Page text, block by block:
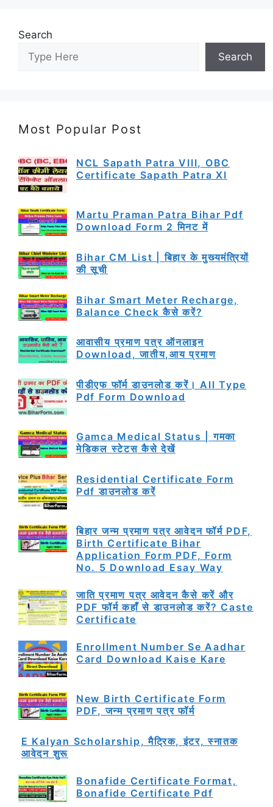
Search
Search
Most Popular Post
NCL Sapath Patra VIII, OBC
Certificate Sapath Patra XI
Martu Praman Patra Bihar Pdf
Download Form 2 मिनट में
Bihar CM List | बिहार के मुख्यमंत्रियों
की सूची
Bihar Smart Meter Recharge,
Balance Check कैसे करें?
आवासीय प्रमाण पत्र ऑनलाइन
Download, जातीय,आय प्रमाण
पीडीएफ फॉर्म डाउनलोड करें। All Type
Pdf Form Download
Gamca Medical Status | गमका
मेडिकल स्टेटस कैसे देखें
Residential Certificate Form
Pdf डाउनलोड करें
बिहार जन्म प्रमाण पत्र आवेदन फॉर्म PDF,
Birth Certificate Bihar
Application Form PDF, Form
No. 5 Download Esay Way
जाति प्रमाण पत्र आवेदन कैसे करें और
PDF फॉर्म कहाँ से डाउनलोड करें? Caste
Certificate
Enrollment Number Se Aadhar
Card Download Kaise Kare
New Birth Certificate Form
PDF, जन्म प्रमाण पत्र फॉर्म
E Kalyan Scholarship, मैट्रिक, इंटर, स्नातक
आवेदन शुरू
Bonafide Certificate Format,
Bonafide Certificate Pdf